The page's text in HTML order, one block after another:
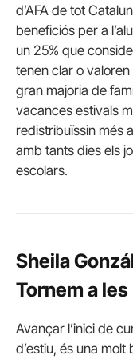
d’AFA de tot
beneficiós per a
un 25% que
tenen clar o
gran majoria de
vacances estivals
redistribuïssin més
amb tants dies els
escolars.
Sheila
Tornem a
Avançar l’inici de
d’estiu, és una